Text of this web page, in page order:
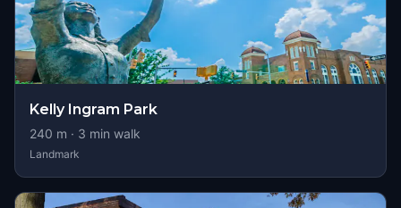
Kelly Ingram Park
240 m · 3 min walk
Landmark